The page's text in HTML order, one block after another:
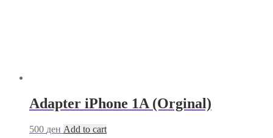
Adapter iPhone 1A (Orginal)
500 ден Add to cart